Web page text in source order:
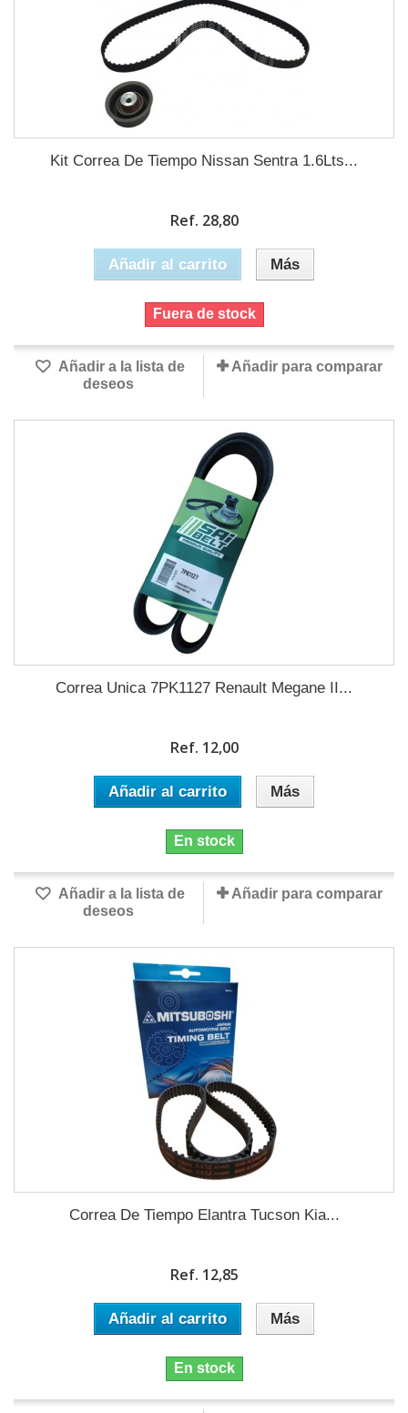
Kit Correa De Tiempo Nissan Sentra 1.6Lts...
Ref. 28,80
Añadir al carrito Más
Fuera de stock
Añadir a la lista de
deseos
Añadir para comparar
Correa Unica 7PK1127 Renault Megane II...
Ref. 12,00
Añadir al carrito Más
En stock
Añadir a la lista de
deseos
Añadir para comparar
Correa De Tiempo Elantra Tucson Kia...
Ref. 12,85
Añadir al carrito Más
En stock